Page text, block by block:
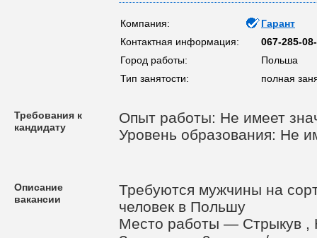
Компания:
Гарант
Контактная информация:
067-285-
Город работы:
Польша
Тип занятости:
полная
Требования к
кандидату
Опыт работы: Не имеет
Уровень образования: Не
Описание
вакансии
Требуются мужчины на
человек в Польшу
Место работы — Стрыкув ,